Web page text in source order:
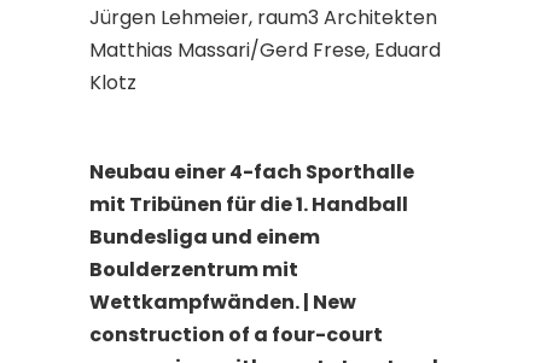
Jürgen Lehmeier, raum3 Architekten
Matthias Massari/Gerd Frese, Eduard
Klotz
Neubau einer 4-fach Sporthalle
mit Tribünen für die 1. Handball
Bundesliga und einem
Boulderzentrum mit
Wettkampfwänden. | New
construction of a four-court